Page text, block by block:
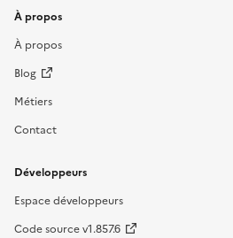
À propos
À propos
Blog
Métiers
Contact
Développeurs
Espace développeurs
Code source v1.857.6